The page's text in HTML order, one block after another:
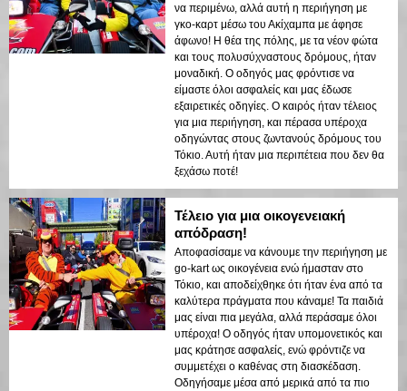
να περιμένω, αλλά αυτή η περιήγηση με
γκο-καρτ μέσω του Ακίχαμπα με άφησε
άφωνο! Η θέα της πόλης, με τα νέον φώτα
και τους πολυσύχναστους δρόμους, ήταν
μοναδική. Ο οδηγός μας φρόντισε να
είμαστε όλοι ασφαλείς και μας έδωσε
εξαιρετικές οδηγίες. Ο καιρός ήταν τέλειος
για μια περιήγηση, και πέρασα υπέροχα
οδηγώντας στους ζωντανούς δρόμους του
Τόκιο. Αυτή ήταν μια περιπέτεια που δεν θα
ξεχάσω ποτέ!
Τέλειο για μια οικογενειακή
απόδραση!
Αποφασίσαμε να κάνουμε την περιήγηση με
go-kart ως οικογένεια ενώ ήμασταν στο
Τόκιο, και αποδείχθηκε ότι ήταν ένα από τα
καλύτερα πράγματα που κάναμε! Τα παιδιά
μας είναι πια μεγάλα, αλλά περάσαμε όλοι
υπέροχα! Ο οδηγός ήταν υπομονετικός και
μας κράτησε ασφαλείς, ενώ φρόντιζε να
συμμετέχει ο καθένας στη διασκέδαση.
Οδηγήσαμε μέσα από μερικά από τα πιο